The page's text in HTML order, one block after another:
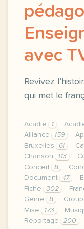
avec
Revivez
qui met le
Acadie 1
Alliance
159
Bruxelles
61
Chanson
113
Concert
8
Document
47
Fiche
302
Genre
8
Mise
173
Reportage
200